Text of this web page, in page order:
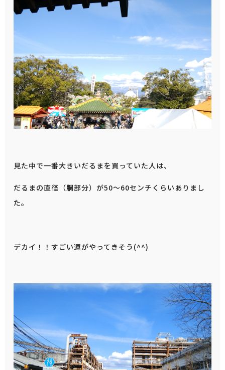
見た中で一番大きいだるまを買っていた人は、
だるまの直径（胴部分）が50～60センチくらいありまし
た。
デカイ！！すごい運がやってきそう(^^)